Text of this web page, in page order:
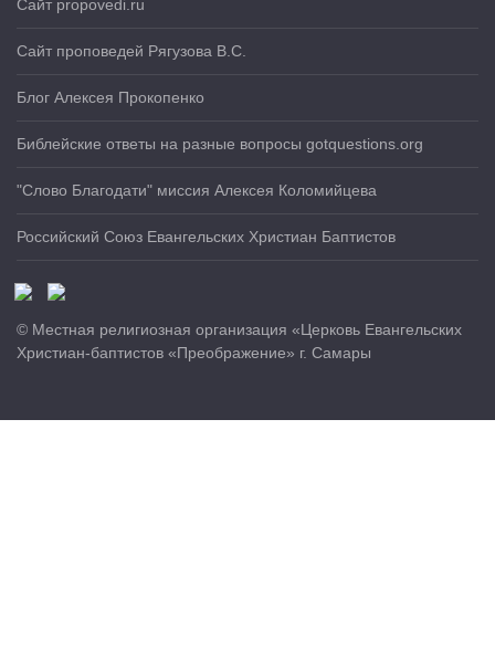
Сайт propovedi.ru
Сайт проповедей Рягузова В.С.
Блог Алексея Прокопенко
Библейские ответы на разные вопросы gotquestions.org
"Слово Благодати" миссия Алексея Коломийцева
Российский Союз Евангельских Христиан Баптистов
© Местная религиозная организация «Церковь Евангельских
Христиан-баптистов «Преображение» г. Самары